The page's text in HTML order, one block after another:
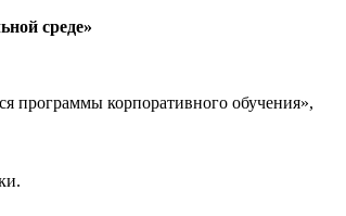
среде»
корпоративного обучения»,